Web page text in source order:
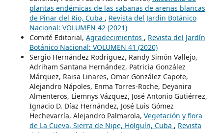
plantas endémicas de las sabanas de arenas blancas
de Pinar del Río, Cuba , Revista del Jardín Botánico
Nacional: VOLUMEN 42 (2021)
Comité Editorial, Agradecimientos , Revista del Jardín
Botánico Nacional: VOLUMEN 41 (2020)
Sergio Hernández Rodríguez, Randy Simón Vallejo,
Adriham Santana Hernández, Patricia González
Márquez, Raisa Linares, Omar González Capote,
Alejandro Nápoles, Enma Torres-Roche, Deyanira
Almenteros, Liemnys Vázquez, José Antonio Gutiérrez,
Ignacio D. Díaz Hernández, José Luis Gómez
Hechevarría, Alejandro Palmarola, Vegetación y flora
de La Cueva, Sierra de Nipe, Holguín, Cuba , Revista